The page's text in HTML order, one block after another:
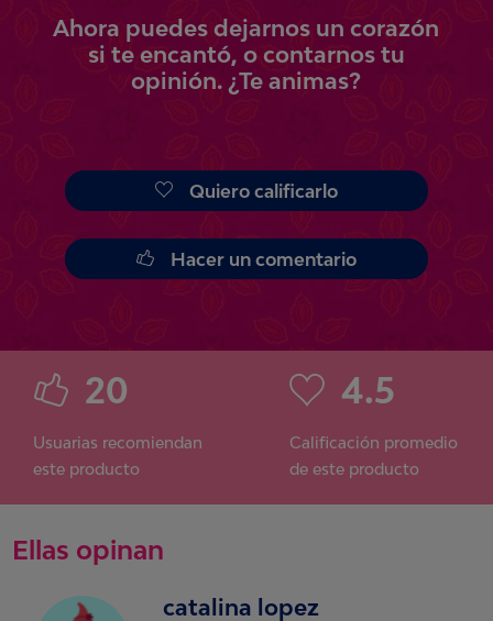
Ahora puedes dejarnos un corazón
si te encantó, o contarnos tu
opinión. ¿Te animas?
Quiero calificarlo
Hacer un comentario
20
Usuarias recomiendan
este producto
4.5
Calificación promedio
de este producto
Ellas opinan
catalina lopez